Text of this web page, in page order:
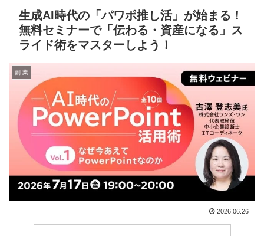
生成AI時代の「パワポ推し活」が始まる！
無料セミナーで「伝わる・資産になる」ス
ライド術をマスターしよう！
副 業
2026.06.26